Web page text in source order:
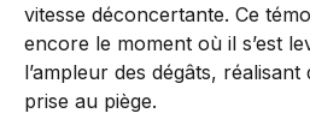
vitesse déconcertante. Ce
encore le moment où il s’est
l’ampleur des dégâts,
prise au piège.